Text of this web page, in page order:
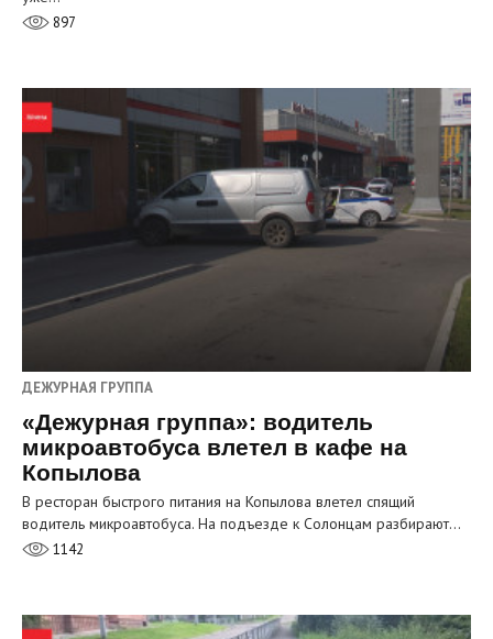
897
ДЕЖУРНАЯ ГРУППА
«Дежурная группа»: водитель
микроавтобуса влетел в кафе на
Копылова
В ресторан быстрого питания на Копылова влетел спящий
водитель микроавтобуса. На подъезде к Солонцам разбирают…
1142